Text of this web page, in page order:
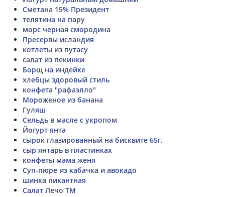
Сметана 15% Президент
телятина на пару
морс черная смородина
Пресервы исландия
котлеты из путасу
салат из пекинки
Борщ на индейке
хлебцы здоровый стиль
конфета "рафаэлло"
Мороженое из банана
Гуляш
Сельдь в масле с укропом
Йогурт янта
сырок глазированный на бисквите 65г.
сыр янтарь в пластинках
конфеты мама женя
Суп-пюре из кабачка и авокадо
шинка пикантная
Салат Лечо ТМ